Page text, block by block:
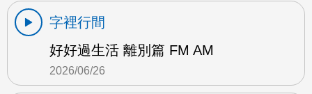
字裡行間
好好過生活 離別篇 FM AM
2026/06/26